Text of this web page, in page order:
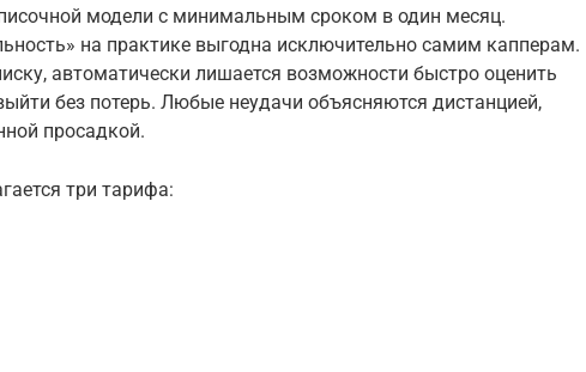
модели с минимальным сроком в один месяц.
на практике выгодна исключительно самим капперам.
автоматически лишается возможности быстро оценить
без потерь. Любые неудачи объясняются дистанцией,
просадкой.
три тарифа: